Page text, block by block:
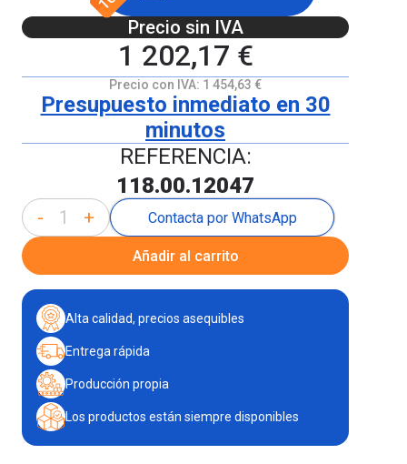
Precio sin IVA
1 202,17 €
Precio con IVA: 1 454,63 €
Presupuesto inmediato en 30
minutos
REFERENCIA:
118.00.12047
- + Contacta por WhatsApp
Añadir al carrito
Alta calidad, precios asequibles
Entrega rápida
Producción propia
Los productos están siempre disponibles